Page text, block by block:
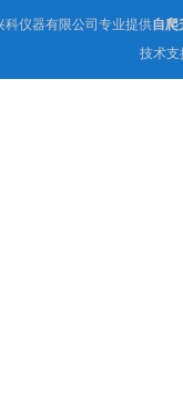
科仪器有限公司专业提供自爬
技术支